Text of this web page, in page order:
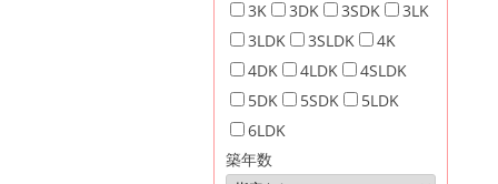
3K 3DK 3SDK
3LK
3LDK
3SLDK
4K
4DK
4LDK
4SLDK
5DK
5SDK
5LDK
6LDK
築年数